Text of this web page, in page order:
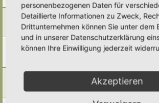
Antworten:
Pfefferminze
Letzter Beitrag von Ann1981
Sa 5. Jul 2025, 16:16
Antworten:4
Minzen im Beet (ohne Rhizomsperre)
Letzter Beitrag von tree12 «Sa 5. Apr 2025, 16:39
Simbienchen «Mi 12. Mär
Antworten:9
personenbezogenen Daten für
Detaillierte Informationen zu Zweck,
Drittunternehmen können Sie unter dem
und in unserer Datenschutzerklärung
können Ihre Einwilligung jederzeit
Akzeptieren